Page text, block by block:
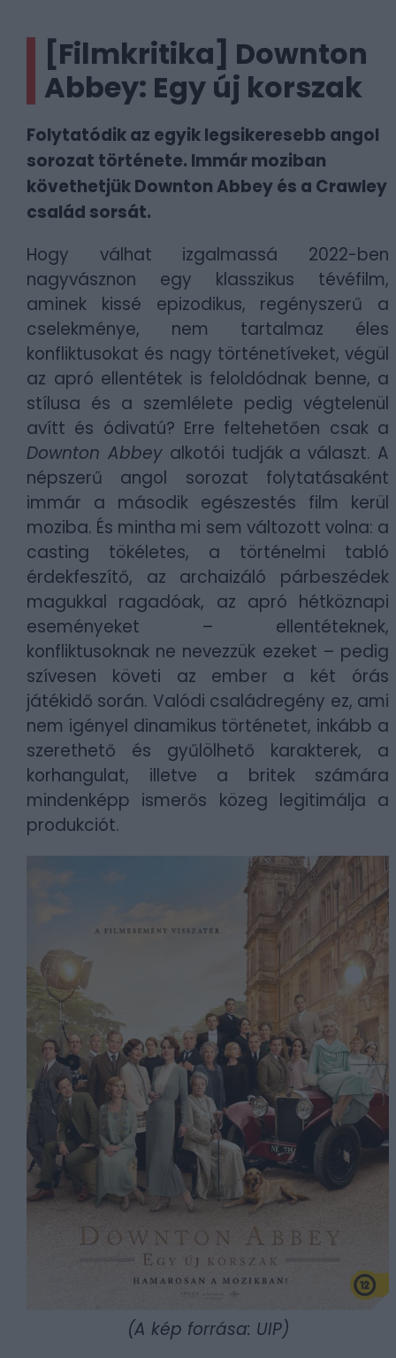
[Filmkritika] Downton
Abbey: Egy új korszak
Folytatódik az egyik legsikeresebb angol
sorozat története. Immár moziban
követhetjük Downton Abbey és a Crawley
család sorsát.
Hogy válhat izgalmassá 2022-ben
nagyvásznon egy klasszikus tévéfilm,
aminek kissé epizodikus, regényszerű a
cselekménye, nem tartalmaz éles
konfliktusokat és nagy történetíveket, végül
az apró ellentétek is feloldódnak benne, a
stílusa és a szemlélete pedig végtelenül
avítt és ódivatú? Erre feltehetően csak a
Downton Abbeyalkotói tudják a választ. A
népszerű angol sorozat folytatásaként
immár a második egészestés film kerül
moziba. És mintha mi sem változott volna: a
casting tökéletes, a történelmi tabló
érdekfeszítő, az archaizáló párbeszédek
magukkal ragadóak, az apró hétköznapi
eseményeket – ellentéteknek,
konfliktusoknak ne nevezzük ezeket – pedig
szívesen követi az ember a két órás
játékidő során. Valódi családregény ez, ami
nem igényel dinamikus történetet, inkább a
szerethető és gyűlölhető karakterek, a
korhangulat, illetve a britek számára
mindenképp ismerős közeg legitimálja a
produkciót.
(A kép forrása: UIP)